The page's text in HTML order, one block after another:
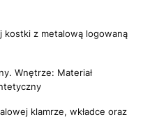
kostki z metalową logowaną
Wnętrze: Materiał
klamrze, wkładce oraz